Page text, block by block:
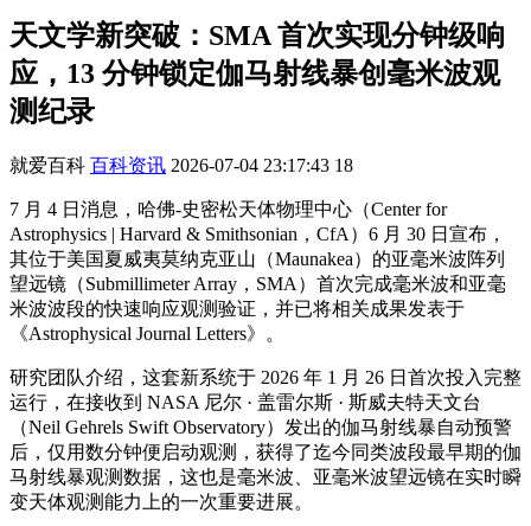
天文学新突破：SMA 首次实现分钟级响
应，13 分钟锁定伽马射线暴创毫米波观
测纪录
就爱百科 百科资讯 2026-07-04 23:17:43 18
7 月 4 日消息，哈佛-史密松天体物理中心（Center for
Astrophysics | Harvard & Smithsonian，CfA）6 月 30 日宣布，
其位于美国夏威夷莫纳克亚山（Maunakea）的亚毫米波阵列
望远镜（Submillimeter Array，SMA）首次完成毫米波和亚毫
米波波段的快速响应观测验证，并已将相关成果发表于
《Astrophysical Journal Letters》。
研究团队介绍，这套新系统于 2026 年 1 月 26 日首次投入完整
运行，在接收到 NASA 尼尔 · 盖雷尔斯 · 斯威夫特天文台
（Neil Gehrels Swift Observatory）发出的伽马射线暴自动预警
后，仅用数分钟便启动观测，获得了迄今同类波段最早期的伽
马射线暴观测数据，这也是毫米波、亚毫米波望远镜在实时瞬
变天体观测能力上的一次重要进展。